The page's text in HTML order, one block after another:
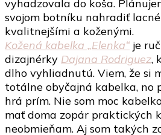
vyhadzovala do koša.
svojom botníku nahradiť
kvalitnejšími a koženými.
Kožená kabelka „Elenka“ je
dizajnérky Dajana Rodriguez,
dlho vyhliadnutú. Viem, že si
totálne obyčajná kabelka, no
hrá prím. Nie som moc
mať doma zopár praktických
neobmieňam. Aj som takých